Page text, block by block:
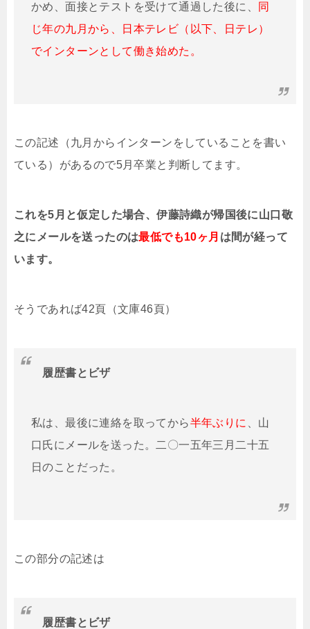
かめ、面接とテストを受けて通過した後に、
同
じ年の九月から、日本テレビ（以下、日テレ）
でインターンとして働き始めた。
この記述（九月からインターンをしていることを書い
ている）があるので5月卒業と判断してます。
これを5月と仮定した場合、伊藤詩織が帰国後に山口敬
之にメールを送ったのは最低でも10ヶ月 は間が経って
います。
そうであれば42頁（文庫46頁）
履歴書とビザ
私は、最後に連絡を取ってから半年ぶりに
、山
口氏にメールを送った。二〇一五年三月二十五
日のことだった。
この部分の記述は
履歴書とビザ